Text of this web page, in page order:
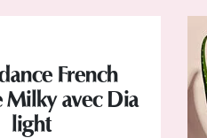
French
Milky avec Dia
light